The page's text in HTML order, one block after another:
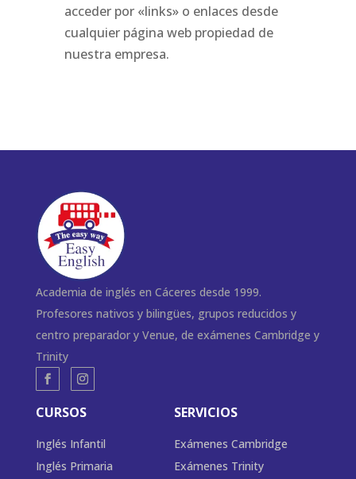
acceder por «links» o enlaces desde
cualquier página web propiedad de
nuestra empresa.
Academia de inglés en Cáceres desde 1999.
Profesores nativos y bilingües, grupos reducidos y
centro preparador y Venue, de exámenes Cambridge y
Trinity
CURSOS
Inglés Infantil
Inglés Primaria
SERVICIOS
Exámenes Cambridge
Exámenes Trinity